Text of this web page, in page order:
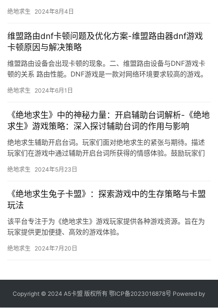
绝地求生 2024年8月4日
维盟路由dnf卡顿问题及优化方案-维盟路由器dnf游戏
卡顿原因与解决策略
维盟路由设备会出现卡顿的现象。二、维盟路由设备与DNF游戏卡
顿的关系 路由性能。DNF游戏是一款对网络环境要求较高的游戏。
绝地求生 2024年6月1日
《绝地求生》中的神秘力量：开启辅助台词解析-《绝地
求生》游戏策略：深入探讨辅助台词的作用与影响
绝地求生辅助开启台词。玩家们面对绝地求生的紧张与期待。描述
玩家们在游戏中通过辅助开启台词所获得的情感体验。鼓励玩家们
绝地求生 2024年5月23日
《绝地求生兔子卡盟》：探索游戏中的生存策略与卡盟
玩法
该平台专注于为《绝地求生》游戏玩家提供各种游戏资源。旨在为
玩家提供更加便捷、高效的游戏体验。
绝地求生 2024年7月20日
Copyright © 2024 A5卡盟 版权所有 鄂ICP备2023016878号 Powered by